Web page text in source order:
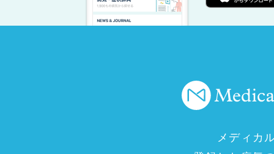
メディカ